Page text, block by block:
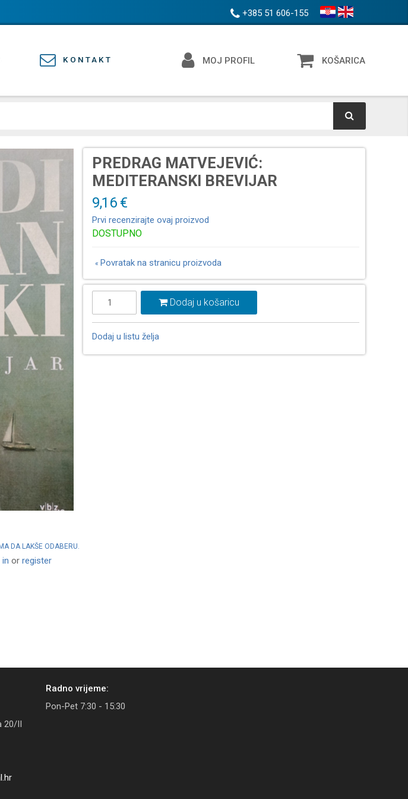
+385 51 606-155
KONTAKT MOJ PROFIL KOŠARICA
PREDRAG MATVEJEVIĆ:
MEDITERANSKI BREVIJAR
9,16 €
Prvi recenzirajte ovaj proizvod
DOSTUPNO
« Povratak na stranicu proizvoda
Dodaj u košaricu
Dodaj u listu želja
DA LAKŠE ODABERU.
in or register
20/II
Radno vrijeme:
Pon-Pet 7:30 - 15:30